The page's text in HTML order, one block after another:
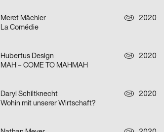
Meret Mächler CH
2020
La Comédie
Hubertus Design CH
2020
MAH – COME TO MAHMAH
Daryl Schiltknecht CH
2020
Wohin mit unserer Wirtschaft?